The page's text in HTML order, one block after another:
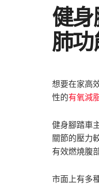
健
肺
想要在家高
性的有氧減
健身腳踏車
關節的壓力
有效燃燒腹
市面上有多